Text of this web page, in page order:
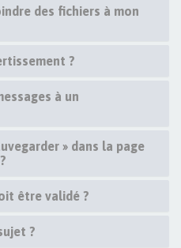
des fichiers à mon
?
à un
» dans la page
être validé ?
?